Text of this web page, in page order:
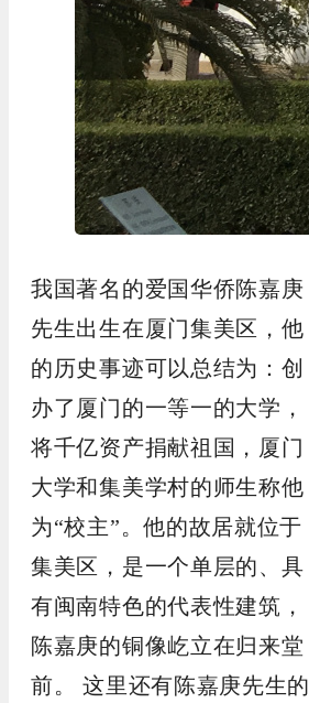
我国著名的爱国华侨陈嘉庚
先生出生在厦门集美区，他
的历史事迹可以总结为：创
办了厦门的一等一的大学，
将千亿资产捐献祖国，厦门
大学和集美学村的师生称他
为“校主”。他的故居就位于
集美区，是一个单层的、具
有闽南特色的代表性建筑，
陈嘉庚的铜像屹立在归来堂
前。这里还有陈嘉庚先生的